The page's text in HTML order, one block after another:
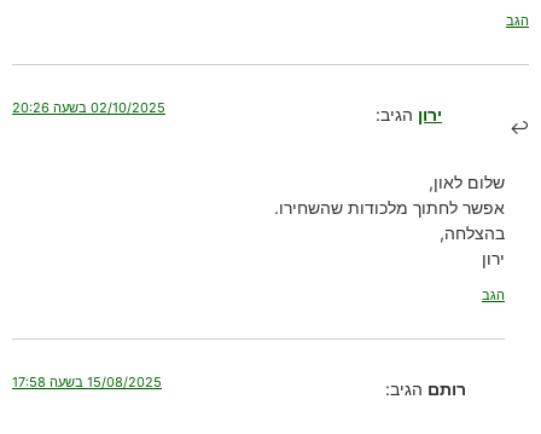
הגב
ירון הגיב: 02/10/2025 בשעה 20:26
שלום לאון,
אפשר לחתוך מלכודות שהשחירו.
בהצלחה,
ירון
הגב
רותם הגיב: 15/08/2025 בשעה 17:58